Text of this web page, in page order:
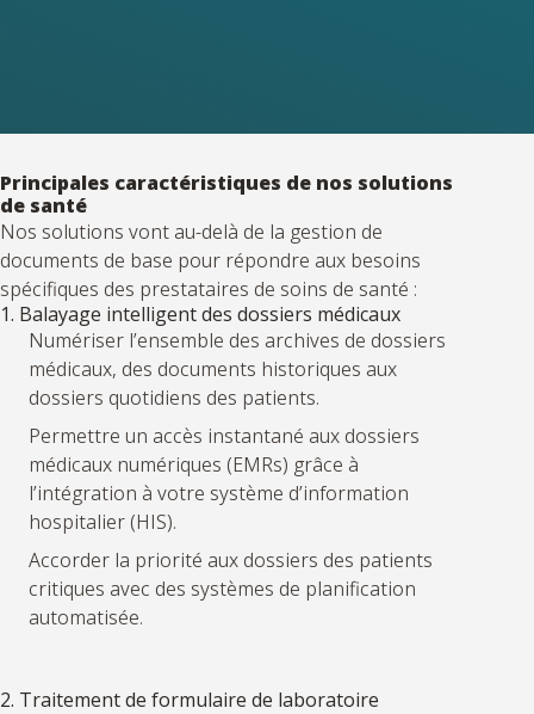
Principales caractéristiques de nos solutions
de santé
Nos solutions vont au-delà de la gestion de
documents de base pour répondre aux besoins
spécifiques des prestataires de soins de santé :
1. Balayage intelligent des dossiers médicaux
Numériser l’ensemble des archives de dossiers
médicaux, des documents historiques aux
dossiers quotidiens des patients.
Permettre un accès instantané aux dossiers
médicaux numériques (EMRs) grâce à
l’intégration à votre système d’information
hospitalier (HIS).
Accorder la priorité aux dossiers des patients
critiques avec des systèmes de planification
automatisée.
2. Traitement de formulaire de laboratoire